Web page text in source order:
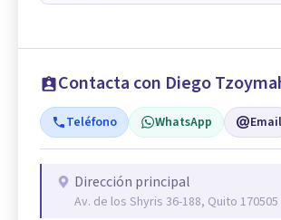
Contacta con Diego
Teléfono WhatsApp Email
Dirección principal
Av. de los Shyris 36-188, Quito 170505